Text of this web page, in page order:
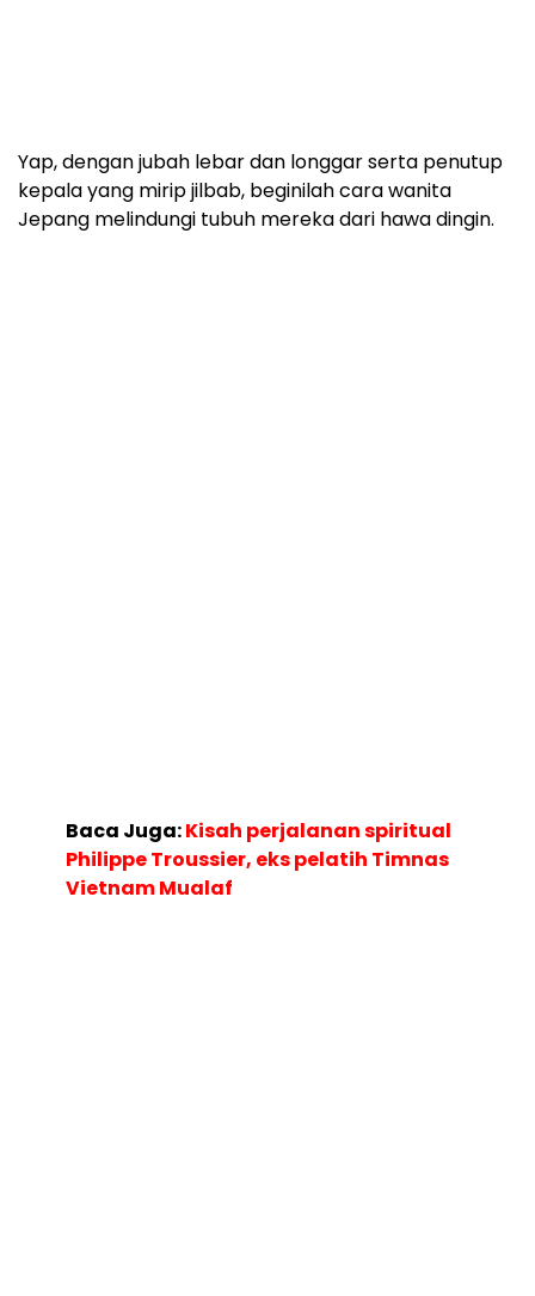
Yap, dengan jubah lebar dan longgar serta penutup
kepala yang mirip jilbab, beginilah cara wanita
Jepang melindungi tubuh mereka dari hawa dingin.
Baca Juga:Kisah perjalanan spiritual
Philippe Troussier, eks pelatih Timnas
Vietnam Mualaf